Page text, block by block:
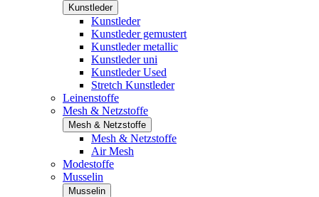
Kunstleder
Kunstleder
Kunstleder gemustert
Kunstleder metallic
Kunstleder uni
Kunstleder Used
Stretch Kunstleder
Leinenstoffe
Mesh & Netzstoffe
Mesh & Netzstoffe
Mesh & Netzstoffe
Air Mesh
Modestoffe
Musselin
Musselin